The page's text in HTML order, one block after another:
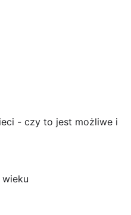
- czy to jest możliwe i